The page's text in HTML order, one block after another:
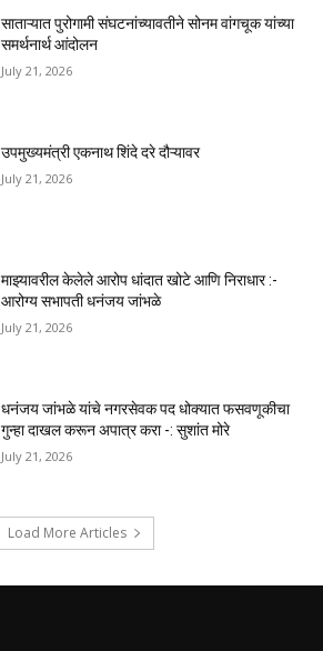
साताऱ्यात पुरोगामी संघटनांच्यावतीने सोनम वांगचूक यांच्या
समर्थनार्थ आंदोलन
July 21, 2026
उपमुख्यमंत्री एकनाथ शिंदे दरे दौऱ्यावर
July 21, 2026
माझ्यावरील केलेले आरोप धांदात खोटे आणि निराधार :-
आरोग्य सभापती धनंजय जांभळे
July 21, 2026
धनंजय जांभळे यांचे नगरसेवक पद धोक्यात फसवणूकीचा
गुन्हा दाखल करून अपात्र करा -: सुशांत मोरे
July 21, 2026
Load More Articles